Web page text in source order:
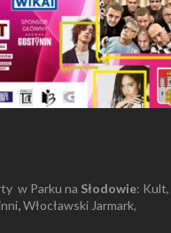
w Parku na Słodowie: Kult,
,Włocławski Jarmark,